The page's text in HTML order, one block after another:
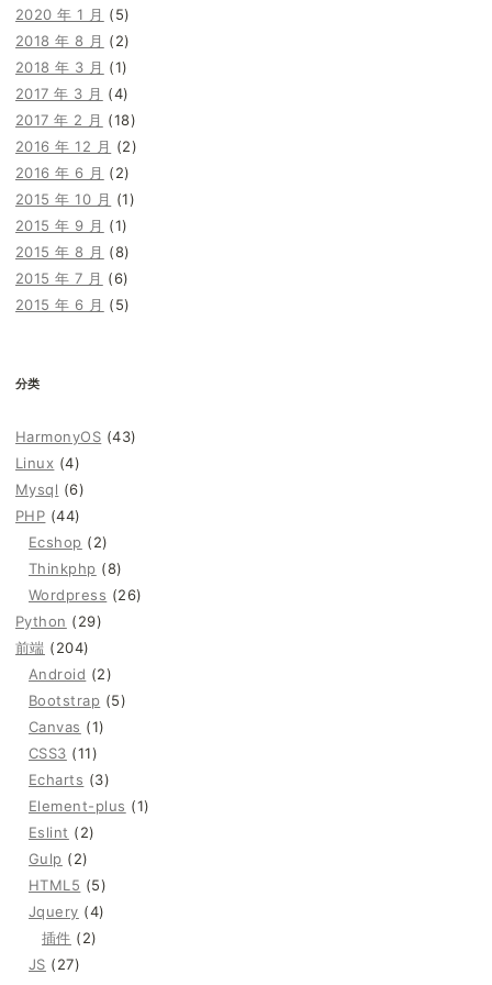
2020 年 1 月 (5)
2018 年 8 月 (2)
2018 年 3 月 (1)
2017 年 3 月 (4)
2017 年 2 月 (18)
2016 年 12 月 (2)
2016 年 6 月 (2)
2015 年 10 月 (1)
2015 年 9 月 (1)
2015 年 8 月 (8)
2015 年 7 月 (6)
2015 年 6 月 (5)
分类
HarmonyOS (43)
Linux (4)
Mysql (6)
PHP (44)
Ecshop (2)
Thinkphp (8)
Wordpress (26)
Python (29)
前端 (204)
Android (2)
Bootstrap (5)
Canvas (1)
CSS3 (11)
Echarts (3)
Element-plus (1)
Eslint (2)
Gulp (2)
HTML5 (5)
Jquery (4)
插件 (2)
JS (27)